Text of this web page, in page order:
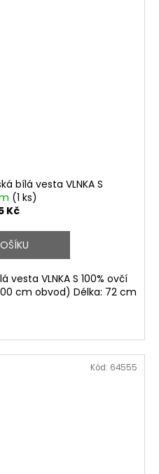
bílá vesta VLNKA S
(1 ks)
Kč
vesta VLNKA S 100% ovčí
cm obvod) Délka: 72 cm
Kód: 64555